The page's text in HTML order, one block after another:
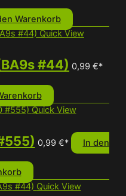
Warenkorb
Quick View
#44) 0,99 €*
Quick View
0,99 €* In den
Quick View